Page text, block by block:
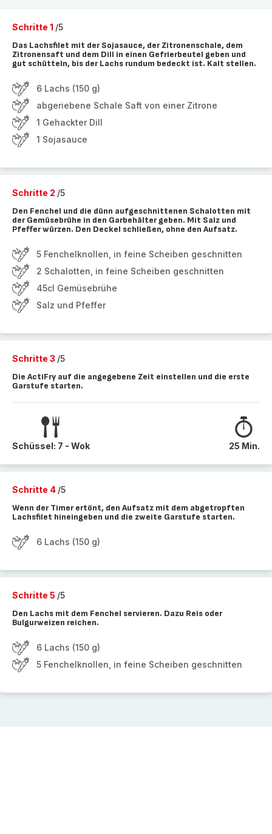
Schritte 1 /5
Das Lachsfilet mit der Sojasauce, der Zitronenschale, dem
Zitronensaft und dem Dill in einen Gefrierbeutel geben und
gut schütteln, bis der Lachs rundum bedeckt ist. Kalt stellen.
6 Lachs (150 g)
abgeriebene Schale Saft von einer Zitrone
1 Gehackter Dill
1 Sojasauce
Schritte 2 /5
Den Fenchel und die dünn aufgeschnittenen Schalotten mit
der Gemüsebrühe in den Garbehälter geben. Mit Salz und
Pfeffer würzen. Den Deckel schließen, ohne den Aufsatz.
5 Fenchelknollen, in feine Scheiben geschnitten
2 Schalotten, in feine Scheiben geschnitten
45cl Gemüsebrühe
Salz und Pfeffer
Schritte 3 /5
Die ActiFry auf die angegebene Zeit einstellen und die erste
Garstufe starten.
Schüssel: 7 - Wok 25 Min.
Schritte 4 /5
Wenn der Timer ertönt, den Aufsatz mit dem abgetropften
Lachsfilet hineingeben und die zweite Garstufe starten.
6 Lachs (150 g)
Schritte 5 /5
Den Lachs mit dem Fenchel servieren. Dazu Reis oder
Bulgurweizen reichen.
6 Lachs (150 g)
5 Fenchelknollen, in feine Scheiben geschnitten